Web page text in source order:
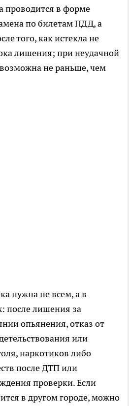
проводится в форме
по билетам ПДД, а
того, как истекла не
лишения; при неудачной
не раньше, чем
нужна не всем, а в
после лишения за
опьянения, отказ от
или
наркотиков либо
после ДТП или
проверки. Если
в другом городе, можно